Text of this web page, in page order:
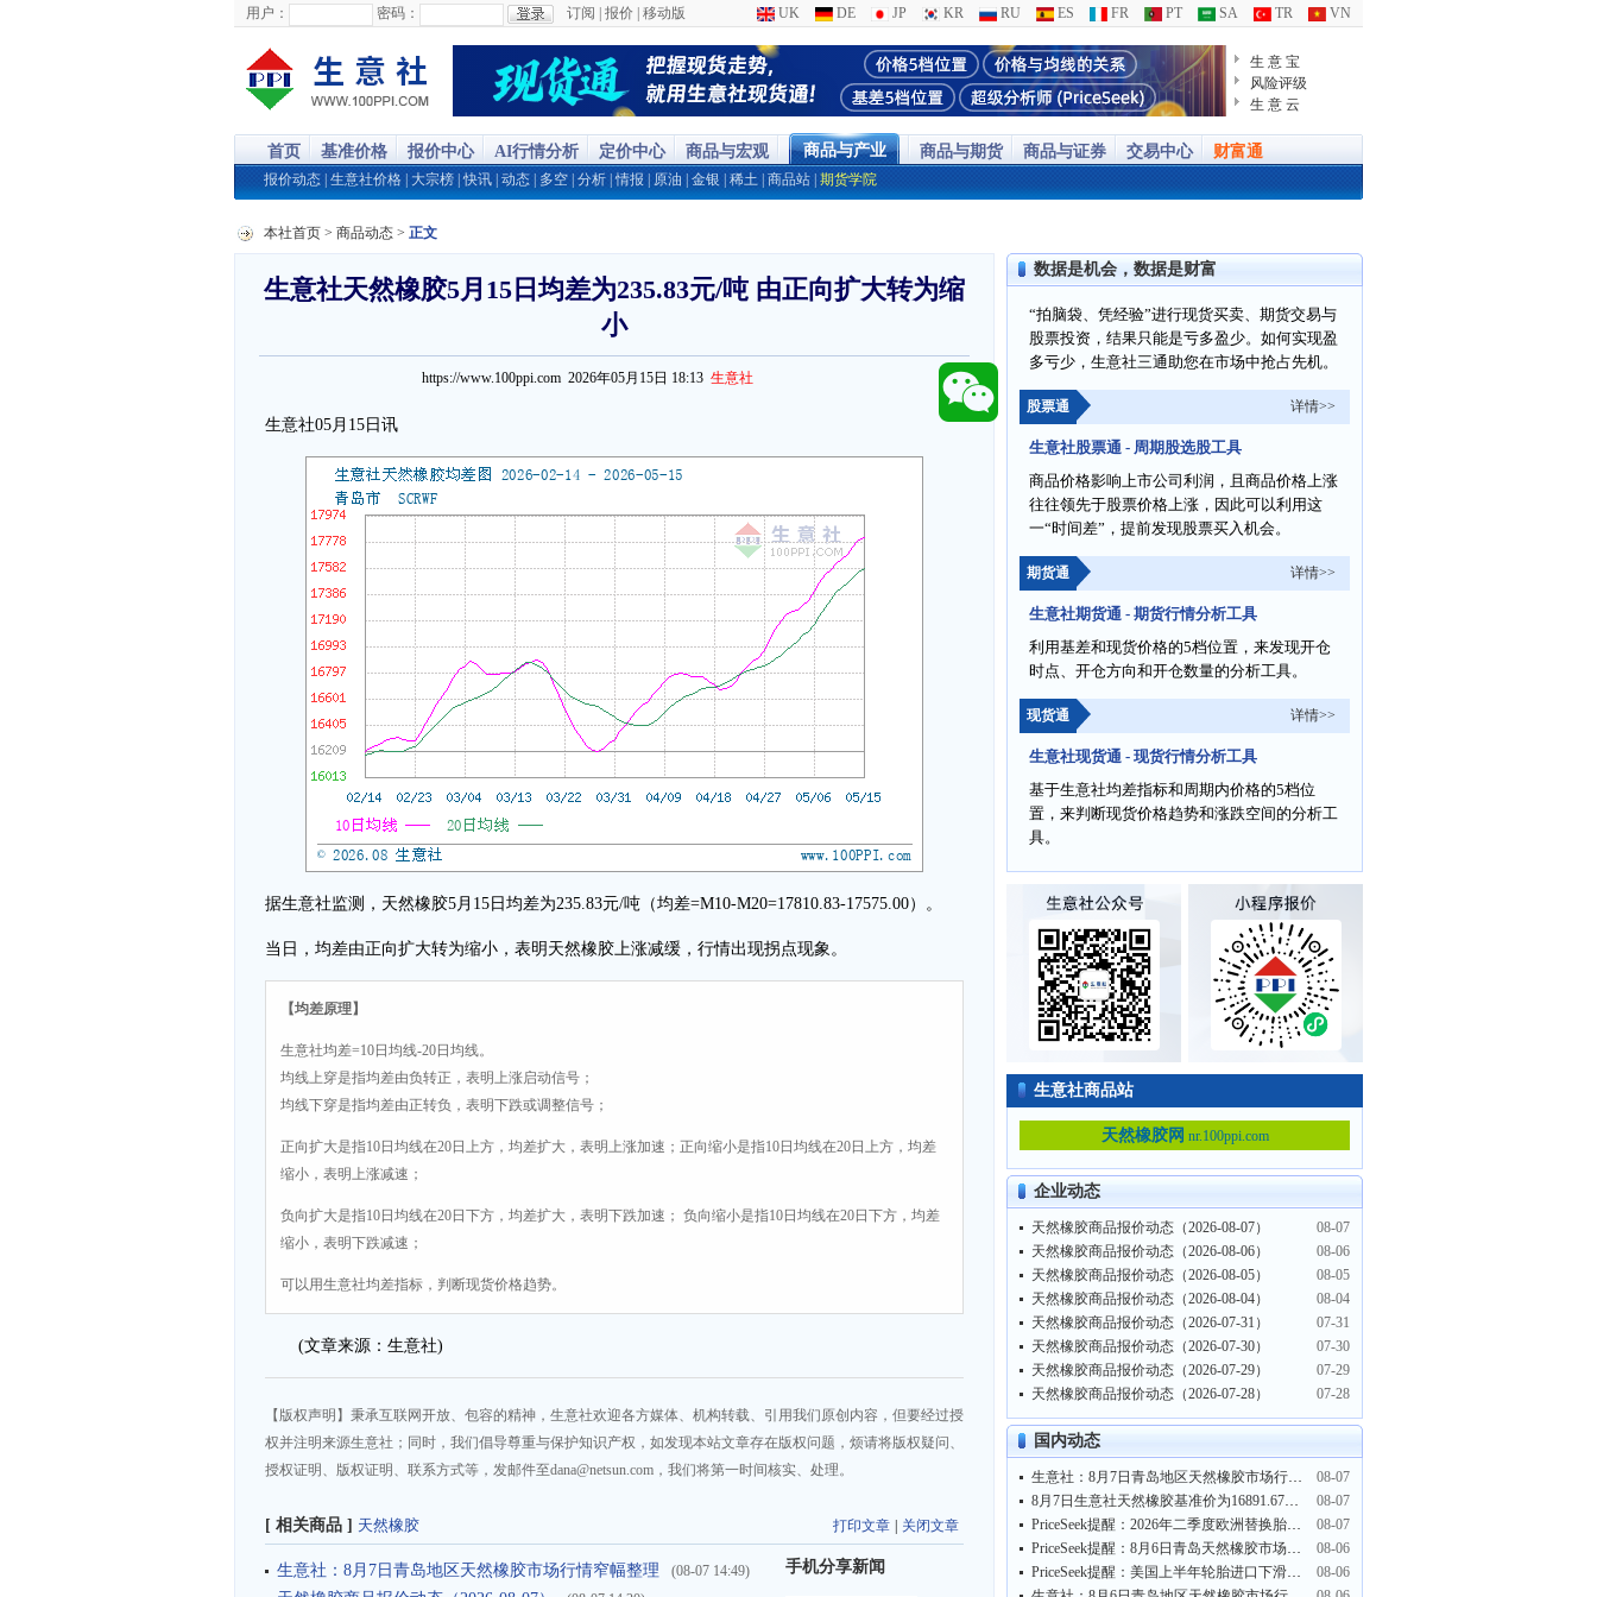
用户： 密码： 订阅 报价 移动版 UK DE JP KR RU ES FR PT SA TR VN
生 意 宝
风险评级
生 意 云
首页 基准价格 报价中心 AI行情分析 定价中心 商品与宏观 商品与产业 商品与期货 商品与证券 交易中心 财富通
报价动态 生意社价格 大宗榜 |快讯 动态 多空 分析 |情报 原油 金银 稀土 商品站 期货学院
本社首页 > 商品动态 > 正文
生意社天然橡胶5月15日均差为235.83元/吨 由正向扩大转为缩
小
https://www.100ppi.com 2026年05月15日 18:13 生意社
生意社05月15日讯
据生意社监测，天然橡胶5月15日均差为235.83元/吨（均差=M10-M20=17810.83-17575.00）。
当日，均差由正向扩大转为缩小，表明天然橡胶上涨减缓，行情出现拐点现象。
【均差原理】
生意社均差=10日均线-20日均线。
均线上穿是指均差由负转正，表明上涨启动信号；
均线下穿是指均差由正转负，表明下跌或调整信号；
正向扩大是指10日均线在20日上方，均差扩大，表明上涨加速；正向缩小是指10日均线在20日上方，均差
缩小，表明上涨减速；
负向扩大是指10日均线在20日下方，均差扩大，表明下跌加速； 负向缩小是指10日均线在20日下方，均差
缩小，表明下跌减速；
可以用生意社均差指标，判断现货价格趋势。
(文章来源：生意社)
【版权声明】秉承互联网开放、包容的精神，生意社欢迎各方媒体、机构转载、引用我们原创内容，但要经过授
权并注明来源生意社；同时，我们倡导尊重与保护知识产权，如发现本站文章存在版权问题，烦请将版权疑问、
授权证明、版权证明、联系方式等，发邮件至dana@netsun.com，我们将第一时间核实、处理。
打印文章 关闭文章
[ 相关商品 ] 天然橡胶
生意社：8月7日青岛地区天然橡胶市场行情窄幅整理 (08-07 14:49) 手机分享新闻
数据是机会，数据是财富
“拍脑袋、凭经验”进行现货买卖、期货交易与
股票投资，结果只能是亏多盈少。如何实现盈
多亏少，生意社三通助您在市场中抢占先机。
股票通 详情>>
生意社股票通 - 周期股选股工具
商品价格影响上市公司利润，且商品价格上涨
往往领先于股票价格上涨，因此可以利用这
一“时间差”，提前发现股票买入机会。
期货通 详情>>
生意社期货通 - 期货行情分析工具
利用基差和现货价格的5档位置，来发现开仓
时点、开仓方向和开仓数量的分析工具。
现货通 详情>>
生意社现货通 - 现货行情分析工具
基于生意社均差指标和周期内价格的5档位
置，来判断现货价格趋势和涨跌空间的分析工
具。
生意社商品站
天然橡胶网 nr.100ppi.com
企业动态
天然橡胶商品报价动态（2026-08-07）
08-07
天然橡胶商品报价动态（2026-08-06）
08-06
天然橡胶商品报价动态（2026-08-05）
08-05
天然橡胶商品报价动态（2026-08-04）
08-04
天然橡胶商品报价动态（2026-07-31）
07-31
天然橡胶商品报价动态（2026-07-30）
07-30
天然橡胶商品报价动态（2026-07-29）
07-29
天然橡胶商品报价动态（2026-07-28）
07-28
国内动态
生意社：8月7日青岛地区天然橡胶市场行情窄幅整理
08-07
8月7日生意社天然橡胶基准价为16891.67元/吨
08-07
PriceSeek提醒：2026年二季度欧洲替换胎销量同比增长
08-07
PriceSeek提醒：8月6日青岛天然橡胶市场行情上涨
08-06
PriceSeek提醒：美国上半年轮胎进口下滑影响橡胶行情
08-06